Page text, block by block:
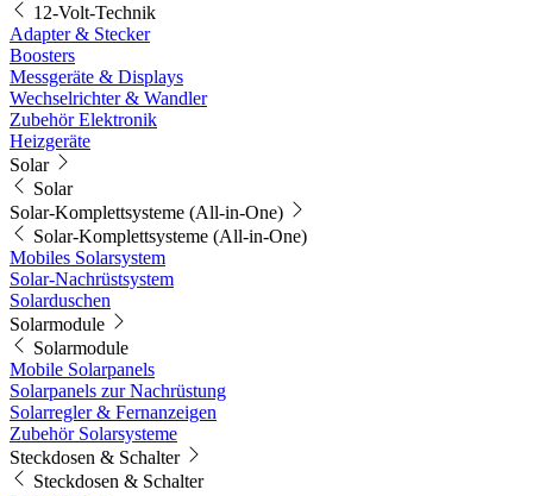
12-Volt-Technik
Adapter & Stecker
Boosters
Messgeräte & Displays
Wechselrichter & Wandler
Zubehör Elektronik
Heizgeräte
Solar
Solar
Solar-Komplettsysteme (All-in-One)
Solar-Komplettsysteme (All-in-One)
Mobiles Solarsystem
Solar-Nachrüstsystem
Solarduschen
Solarmodule
Solarmodule
Mobile Solarpanels
Solarpanels zur Nachrüstung
Solarregler & Fernanzeigen
Zubehör Solarsysteme
Steckdosen & Schalter
Steckdosen & Schalter